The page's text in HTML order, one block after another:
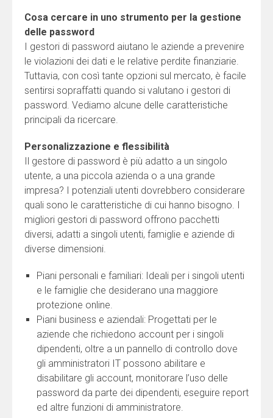
Cosa cercare in uno strumento per la gestione
delle password
I gestori di password aiutano le aziende a prevenire
le violazioni dei dati e le relative perdite finanziarie.
Tuttavia, con così tante opzioni sul mercato, è facile
sentirsi sopraffatti quando si valutano i gestori di
password. Vediamo alcune delle caratteristiche
principali da ricercare.
Personalizzazione e flessibilità
Il gestore di password è più adatto a un singolo
utente, a una piccola azienda o a una grande
impresa? I potenziali utenti dovrebbero considerare
quali sono le caratteristiche di cui hanno bisogno. I
migliori gestori di password offrono pacchetti
diversi, adatti a singoli utenti, famiglie e aziende di
diverse dimensioni.
Piani personali e familiari: Ideali per i singoli utenti
e le famiglie che desiderano una maggiore
protezione online.
Piani business e aziendali: Progettati per le
aziende che richiedono account per i singoli
dipendenti, oltre a un pannello di controllo dove
gli amministratori IT possono abilitare e
disabilitare gli account, monitorare l’uso delle
password da parte dei dipendenti, eseguire report
ed altre funzioni di amministratore.